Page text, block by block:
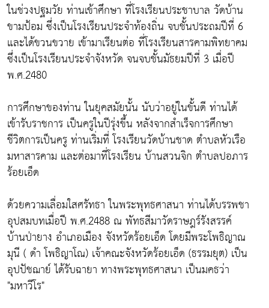
ในช่วงปฐมวัย ท่านเข้าศึกษา ที่โรงเรียนประชาบาล วัดบ้าน
ขามป้อม ซึ่งเป็นโรงเรียนประจำท้องถิ่น จบชั้นประถมปีที่ 6
และได้ขวนขวาย เข้ามาเรียนต่อ ที่โรงเรียนสารคามพิทยาคม
ซึ่งเป็นโรงเรียนประจำจังหวัด จนจบชั้นมัธยมปีที่ 3 เมื่อปี
พ.ศ.2480
การศึกษาของท่าน ในยุคสมัยนั้น นับว่าอยู่ในขั้นดี ท่านได้
เข้ารับราชการ เป็นครูในปีรุ่งขึ้น หลังจากสำเร็จการศึกษา
ชีวิตการเป็นครู ท่านเริ่มที่ โรงเรียนวัดบ้านชาด ตำบลหัวเรือ
มหาสารคาม และต่อมาที่โรงเรียน บ้านสวนจิก ตำบลปอภาร
ร้อยเอ็ด
ด้วยความเลื่อมใสศรัทธา ในพระพุทธศาสนา ท่านได้บรรพชา
อุปสมบทเมื่อปี พ.ศ.2488 ณ พัทธสีมาวัดราษฎร์รังสรรค์
บ้านป่ายาง อำเภอเมือง จังหวัดร้อยเอ็ด โดยมีพระโพธิญาณ
มุนี ( ดำ โพธิญาโณ) เจ้าคณะจังหวัดร้อยเอ็ด (ธรรมยุต) เป็น
อุปปัชฌาย์ ได้รับฉายา ทางพระพุทธศาสนา เป็นมคธว่า
"มหาวีโร"